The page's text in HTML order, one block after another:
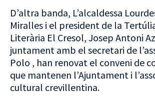
D’altra banda, L’alcaldessa
Miralles i el president de la
Literària El Cresol, Josep Antoni
juntament amb el secretari de
Polo , han renovat el conveni de
que mantenen l’Ajuntament i
cultural crevillentina.